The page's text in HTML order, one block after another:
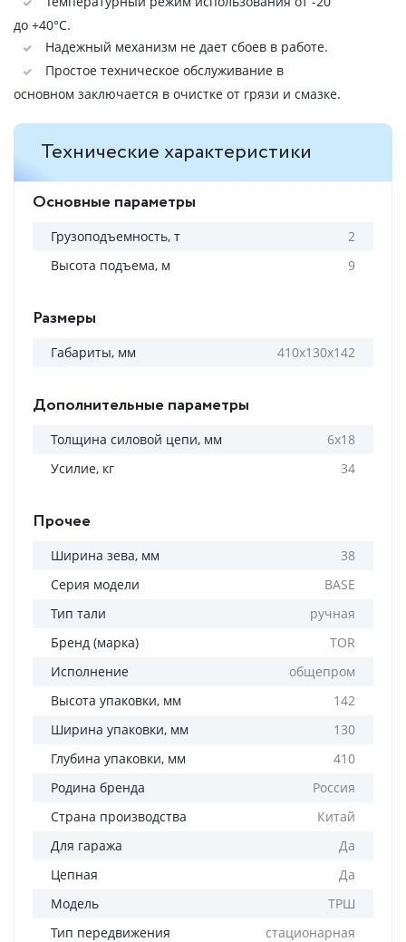
до +40°C.
Надежный механизм не дает сбоев в работе.
Простое техническое обслуживание в
основном заключается в очистке от грязи и смазке.
Технические характеристики
Основные параметры
Грузоподъемность, т
2
Высота подъема, м
9
Размеры
Габариты, мм 410х130х142
Дополнительные параметры
Толщина силовой цепи, мм
6х18
Усилие, кг
34
Прочее
Ширина зева, мм
38
Серия модели
BASE
Тип тали
ручная
Бренд (марка)
TOR
Исполнение
общепром
Высота упаковки, мм
142
Ширина упаковки, мм
130
Глубина упаковки, мм
410
Родина бренда
Россия
Страна производства
Китай
Для гаража
Да
Цепная
Да
Модель
ТРШ
Тип передвижения
стационарная